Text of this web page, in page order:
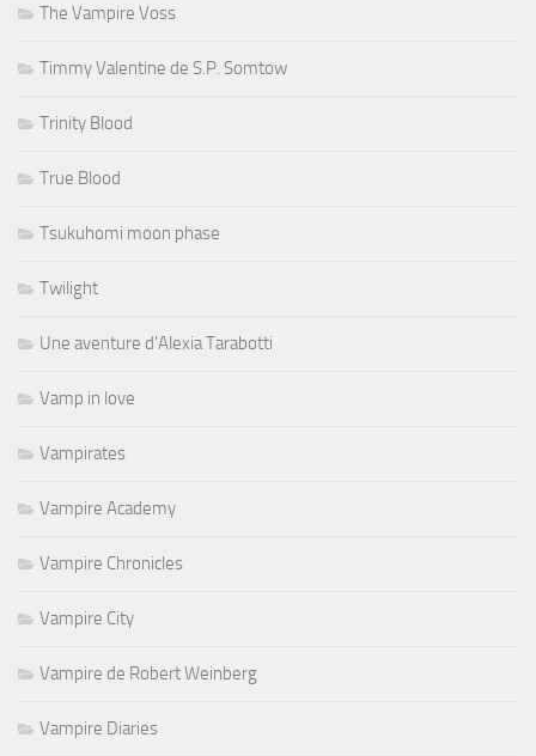
The Vampire Voss
Timmy Valentine de S.P. Somtow
Trinity Blood
True Blood
Tsukuhomi moon phase
Twilight
Une aventure d'Alexia Tarabotti
Vamp in love
Vampirates
Vampire Academy
Vampire Chronicles
Vampire City
Vampire de Robert Weinberg
Vampire Diaries